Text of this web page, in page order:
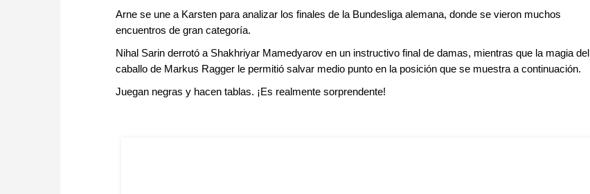
Arne se une a Karsten para analizar los finales de la Bundesliga alemana, donde se vieron muchos
encuentros de gran categoría.
Nihal Sarin derrotó a Shakhriyar Mamedyarov en un instructivo final de damas, mientras que la magia del
caballo de Markus Ragger le permitió salvar medio punto en la posición que se muestra a continuación.
Juegan negras y hacen tablas. ¡Es realmente sorprendente!